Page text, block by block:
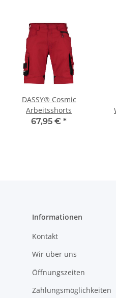
DASSY® Cosmic
Arbeitsshorts
67,95 € *
Informationen
Kontakt
Wir über uns
Öffnungszeiten
Zahlungsmöglichkeiten